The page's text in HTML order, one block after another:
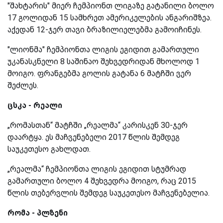
"შახტარის" მიერ ჩემპიონთ ლიგაზე გატანილი ბოლო
17 გოლიდან 15 სამხრეთ ამერიკელების ანგარიშზეა.
აქედან 12-ჯერ თავი ბრაზილიელებმა გამოიჩინეს.
"ლიონმა" ჩემპიონთა ლიგის ეგიდით გამართული
უკანასკნელი 8 საშინაო შეხვედრიდან მხოლოდ 1
მოიგო. ფრანგებმა გოლის გატანა 6 მატჩში ვერ
შეძლეს.
ცსკა - რეალი
„რომასთან“ მატჩში „რეალმა“ კარისკენ 30-ჯერ
დაარტყა. ეს მაჩვენებელი 2017 წლის შემდეგ
საუკეთესო გახლდათ.
„რეალმა“ ჩემპიონთა ლიგის ეგიდით სტუმრად
გამართული ბოლო 4 შეხვედრა მოიგო, რაც 2015
წლის თებერვლის შემდეგ საუკეთესო მაჩვენებელია.
რომა - პლზენი